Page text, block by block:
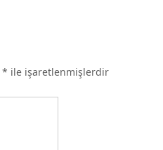
* ile işaretlenmişlerdir